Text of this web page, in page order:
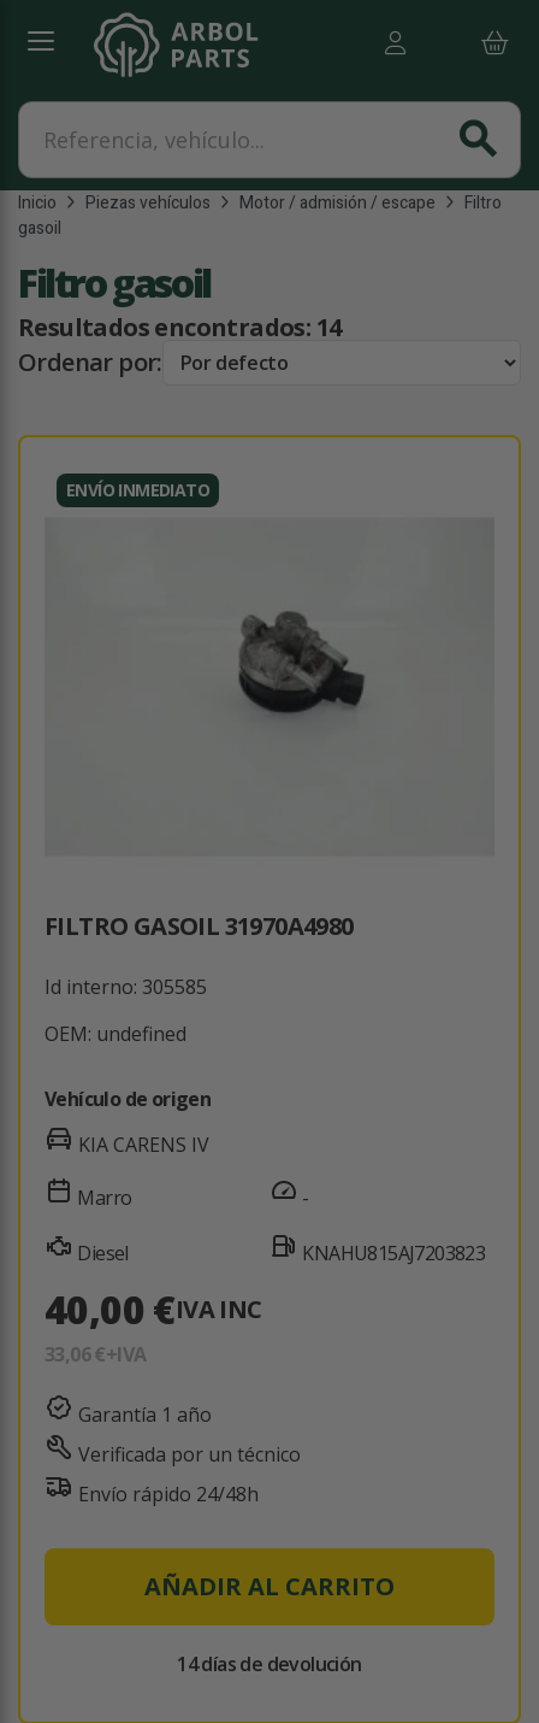
Referencia, vehículo...
search
Inicio Piezas vehículos Motor / admisión / escape
Filtro
gasoil
Filtro gasoil
Resultados encontrados: 14
Ordenar por:
ENVÍO INMEDIATO
FILTRO GASOIL 31970A4980
Id interno: 305585
OEM: undefined
Vehículo de origen
KIA CARENS IV
Marro
Diesel
-
KNAHU815AJ7203823
40,00 €IVA INC
33,06 €+IVA
Garantía 1 año
Verificada por un técnico
Envío rápido 24/48h
AÑADIR AL CARRITO
14 días de devolución